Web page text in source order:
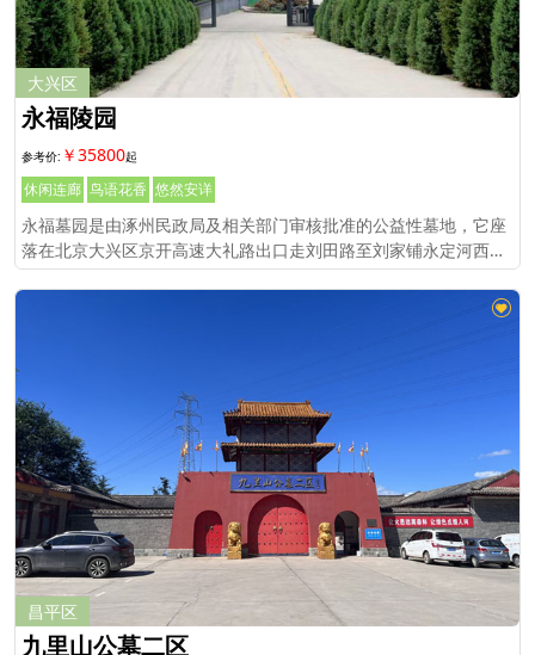
大兴区
永福陵园
￥35800
休闲连廊 鸟语花香 悠然安详
永福墓园是由涿州民政局及相关部门审核批准的公益性墓地，它座
落在北京大兴区京开高速大礼路出口走刘田路至刘家铺永定河西岸
即到，与涿州市交界处，距离北京市区40公里，东距106国道6公
昌平区
九里山公墓二区